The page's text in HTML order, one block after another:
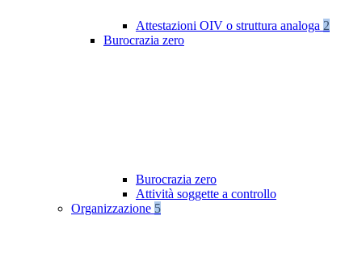
Attestazioni OIV o struttura analoga 2
Burocrazia zero
Burocrazia zero
Attività soggette a controllo
Organizzazione 5